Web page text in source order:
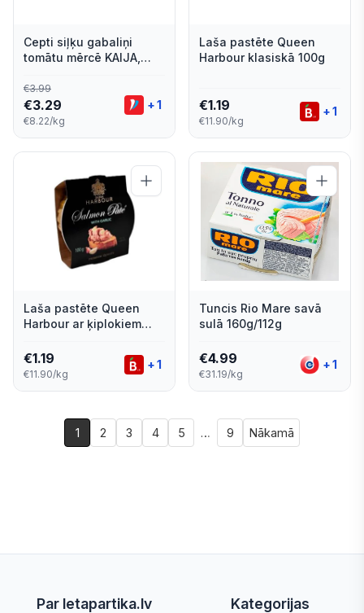
Cepti siļķu gabaliņi
tomātu mērcē KAIJA,
€3.99
€3.29
€8.22/kg
+1
Laša pastēte Queen
Harbour klasiskā 100g
€1.19
€11.90/kg
+1
Laša pastēte Queen
Harbour ar ķiplokiem
€1.19
€11.90/kg
+1
Tuncis Rio Mare savā
sulā 160g/112g
€4.99
€31.19/kg
+1
1 2 3 4 5 … 9 Nākamā
Par letapartika.lv Kategorijas